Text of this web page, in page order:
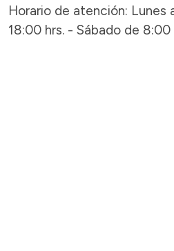
Horario de atención: Lunes
18:00 hrs. - Sábado de 8:00